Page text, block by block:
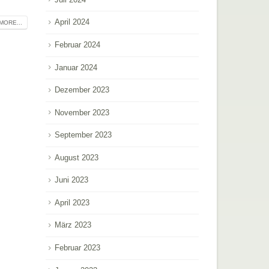
April 2024
Februar 2024
Januar 2024
Dezember 2023
November 2023
September 2023
August 2023
Juni 2023
April 2023
März 2023
Februar 2023